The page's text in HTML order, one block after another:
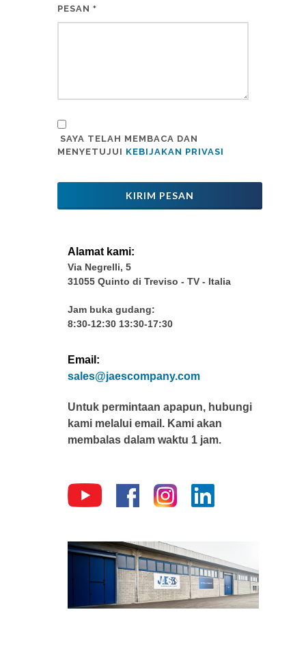
PESAN *
SAYA TELAH MEMBACA DAN
MENYETUJUI KEBIJAKAN PRIVASI
KIRIM PESAN
Alamat kami:
Via Negrelli, 5
31055 Quinto di Treviso - TV - Italia
Jam buka gudang:
8:30-12:30 13:30-17:30
Email:
sales@jaescompany.com
Untuk permintaan apapun, hubungi
kami melalui email. Kami akan
membalas dalam waktu 1 jam.